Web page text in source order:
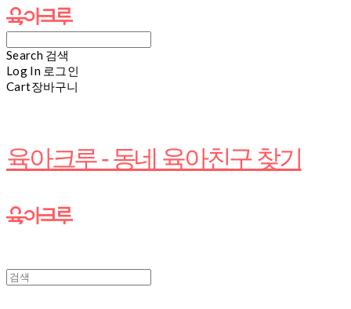
Search 검색
Log In 로그인
Cart장바구니
육아크루 - 동네 육아친구 찾기